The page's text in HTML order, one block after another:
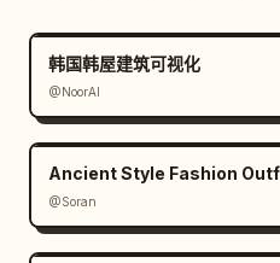
韩国韩屋建筑可视化
@NoorAI
Ancient Style Fashion
@Soran